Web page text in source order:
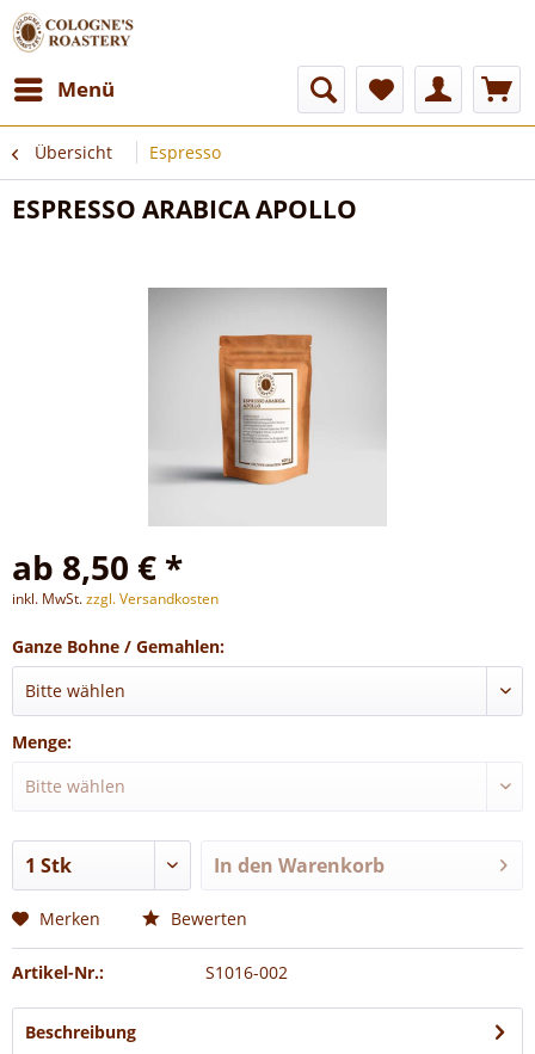
Menü
Übersicht Espresso
ESPRESSO ARABICA APOLLO
ab 8,50 € *
inkl. MwSt.zzgl. Versandkosten
Ganze Bohne / Gemahlen:
Menge:
In den Warenkorb
Merken Bewerten
Artikel-Nr.: S1016-002
Beschreibung